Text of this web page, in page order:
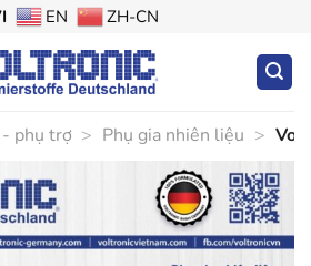
EN ZH-CN
phụ trợ > Phụ gia nhiên liệu >